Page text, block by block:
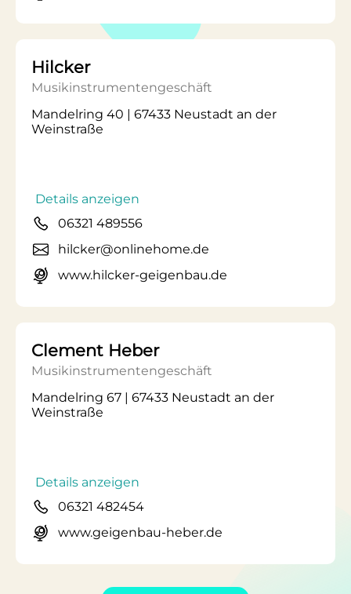
Hilcker
Musikinstrumentengeschäft
Mandelring 40 | 67433 Neustadt an der
Weinstraße
Details anzeigen
06321 489556
hilcker@onlinehome.de
www.hilcker-geigenbau.de
Clement Heber
Musikinstrumentengeschäft
Mandelring 67 | 67433 Neustadt an der
Weinstraße
Details anzeigen
06321 482454
www.geigenbau-heber.de